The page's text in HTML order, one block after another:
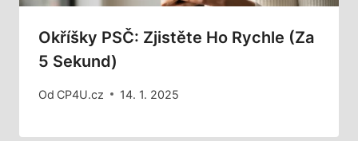
Okříšky PSČ: Zjistěte Ho Rychle (za
5 Sekund)
Od CP4U.cz 14. 1. 2025